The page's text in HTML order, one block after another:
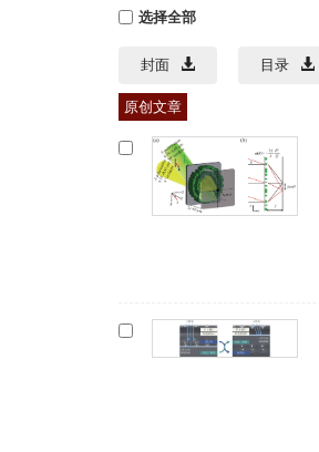
选择全部
封面 目录
原创文章